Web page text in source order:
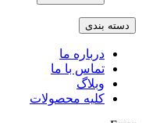
دسته بندی
درباره ما
تماس با ما
وبلاگ
کلیه محصولات